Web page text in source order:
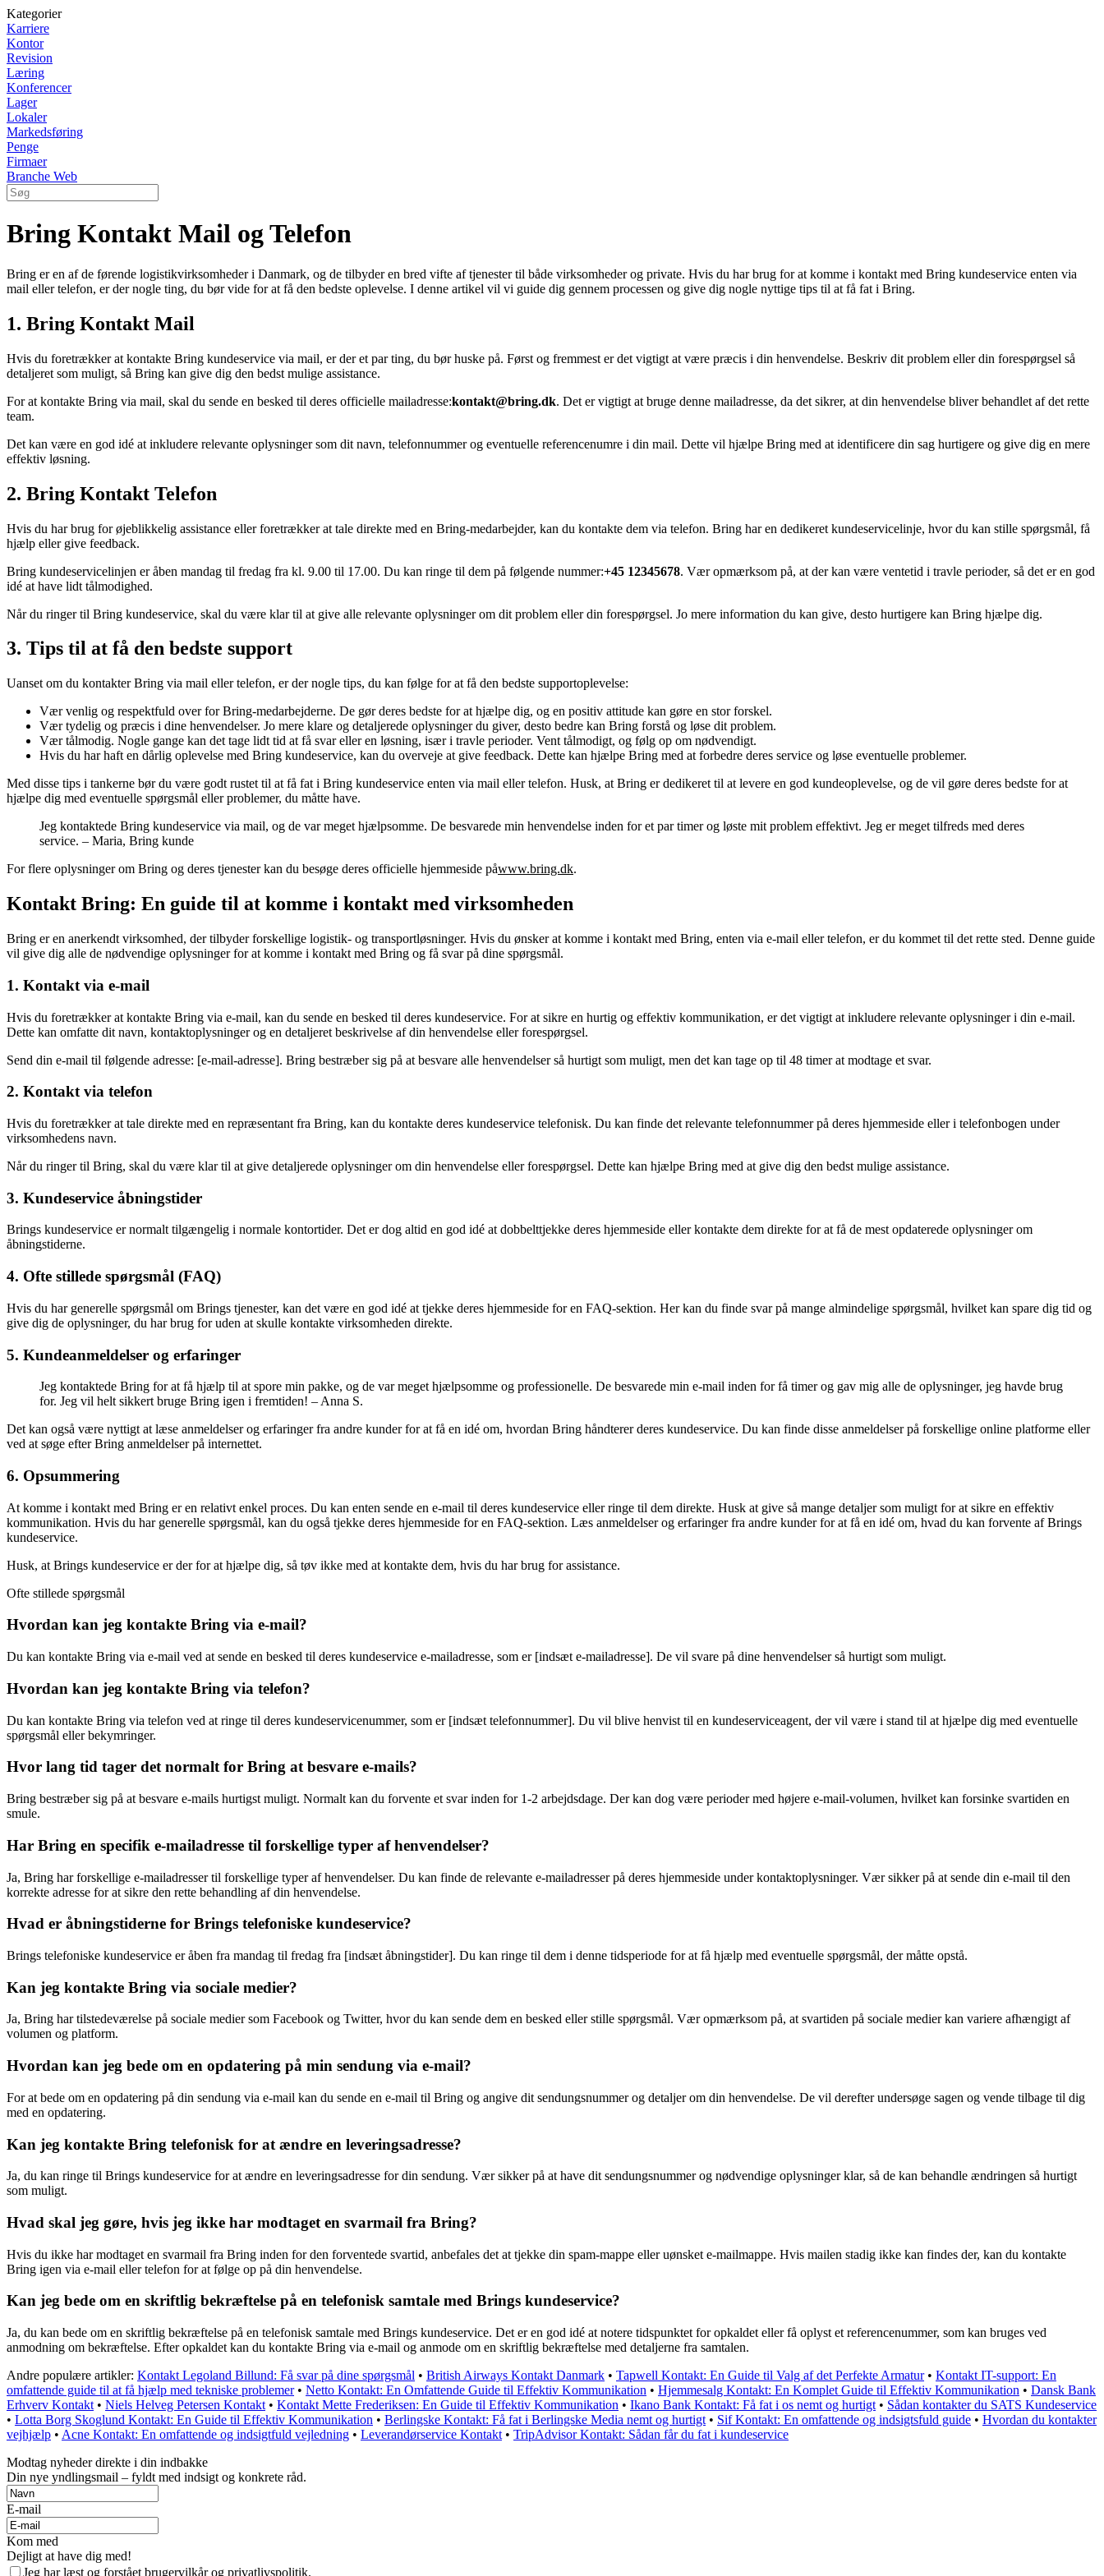
Kategorier
Karriere
Kontor
Revision
Læring
Konferencer
Lager
Lokaler
Markedsføring
Penge
Firmaer
Branche Web
Bring Kontakt Mail og Telefon
Bring er en af de førende logistikvirksomheder i Danmark, og de tilbyder en bred vifte af tjenester til både virksomheder og private. Hvis du har brug for at komme i kontakt med Bring kundeservice enten via
mail eller telefon, er der nogle ting, du bør vide for at få den bedste oplevelse. I denne artikel vil vi guide dig gennem processen og give dig nogle nyttige tips til at få fat i Bring.
1. Bring Kontakt Mail
Hvis du foretrækker at kontakte Bring kundeservice via mail, er der et par ting, du bør huske på. Først og fremmest er det vigtigt at være præcis i din henvendelse. Beskriv dit problem eller din forespørgsel så
detaljeret som muligt, så Bring kan give dig den bedst mulige assistance.
For at kontakte Bring via mail, skal du sende en besked til deres officielle mailadresse:kontakt@bring.dk. Det er vigtigt at bruge denne mailadresse, da det sikrer, at din henvendelse bliver behandlet af det rette
team.
Det kan være en god idé at inkludere relevante oplysninger som dit navn, telefonnummer og eventuelle referencenumre i din mail. Dette vil hjælpe Bring med at identificere din sag hurtigere og give dig en mere
effektiv løsning.
2. Bring Kontakt Telefon
Hvis du har brug for øjeblikkelig assistance eller foretrækker at tale direkte med en Bring-medarbejder, kan du kontakte dem via telefon. Bring har en dedikeret kundeservicelinje, hvor du kan stille spørgsmål, få
hjælp eller give feedback.
Bring kundeservicelinjen er åben mandag til fredag ​​fra kl. 9.00 til 17.00. Du kan ringe til dem på følgende nummer:+45 12345678. Vær opmærksom på, at der kan være ventetid i travle perioder, så det er en god
idé at have lidt tålmodighed.
Når du ringer til Bring kundeservice, skal du være klar til at give alle relevante oplysninger om dit problem eller din forespørgsel. Jo mere information du kan give, desto hurtigere kan Bring hjælpe dig.
3. Tips til at få den bedste support
Uanset om du kontakter Bring via mail eller telefon, er der nogle tips, du kan følge for at få den bedste supportoplevelse:
Vær venlig og respektfuld over for Bring-medarbejderne. De gør deres bedste for at hjælpe dig, og en positiv attitude kan gøre en stor forskel.
Vær tydelig og præcis i dine henvendelser. Jo mere klare og detaljerede oplysninger du giver, desto bedre kan Bring forstå og løse dit problem.
Vær tålmodig. Nogle gange kan det tage lidt tid at få svar eller en løsning, især i travle perioder. Vent tålmodigt, og følg op om nødvendigt.
Hvis du har haft en dårlig oplevelse med Bring kundeservice, kan du overveje at give feedback. Dette kan hjælpe Bring med at forbedre deres service og løse eventuelle problemer.
Med disse tips i tankerne bør du være godt rustet til at få fat i Bring kundeservice enten via mail eller telefon. Husk, at Bring er dedikeret til at levere en god kundeoplevelse, og de vil gøre deres bedste for at
hjælpe dig med eventuelle spørgsmål eller problemer, du måtte have.
Jeg kontaktede Bring kundeservice via mail, og de var meget hjælpsomme. De besvarede min henvendelse inden for et par timer og løste mit problem effektivt. Jeg er meget tilfreds med deres
service. – Maria, Bring kunde
For flere oplysninger om Bring og deres tjenester kan du besøge deres officielle hjemmeside påwww.bring.dk.
Kontakt Bring: En guide til at komme i kontakt med virksomheden
Bring er en anerkendt virksomhed, der tilbyder forskellige logistik- og transportløsninger. Hvis du ønsker at komme i kontakt med Bring, enten via e-mail eller telefon, er du kommet til det rette sted. Denne guide
vil give dig alle de nødvendige oplysninger for at komme i kontakt med Bring og få svar på dine spørgsmål.
1. Kontakt via e-mail
Hvis du foretrækker at kontakte Bring via e-mail, kan du sende en besked til deres kundeservice. For at sikre en hurtig og effektiv kommunikation, er det vigtigt at inkludere relevante oplysninger i din e-mail.
Dette kan omfatte dit navn, kontaktoplysninger og en detaljeret beskrivelse af din henvendelse eller forespørgsel.
Send din e-mail til følgende adresse: [e-mail-adresse]. Bring bestræber sig på at besvare alle henvendelser så hurtigt som muligt, men det kan tage op til 48 timer at modtage et svar.
2. Kontakt via telefon
Hvis du foretrækker at tale direkte med en repræsentant fra Bring, kan du kontakte deres kundeservice telefonisk. Du kan finde det relevante telefonnummer på deres hjemmeside eller i telefonbogen under
virksomhedens navn.
Når du ringer til Bring, skal du være klar til at give detaljerede oplysninger om din henvendelse eller forespørgsel. Dette kan hjælpe Bring med at give dig den bedst mulige assistance.
3. Kundeservice åbningstider
Brings kundeservice er normalt tilgængelig i normale kontortider. Det er dog altid en god idé at dobbelttjekke deres hjemmeside eller kontakte dem direkte for at få de mest opdaterede oplysninger om
åbningstiderne.
4. Ofte stillede spørgsmål (FAQ)
Hvis du har generelle spørgsmål om Brings tjenester, kan det være en god idé at tjekke deres hjemmeside for en FAQ-sektion. Her kan du finde svar på mange almindelige spørgsmål, hvilket kan spare dig tid og
give dig de oplysninger, du har brug for uden at skulle kontakte virksomheden direkte.
5. Kundeanmeldelser og erfaringer
Jeg kontaktede Bring for at få hjælp til at spore min pakke, og de var meget hjælpsomme og professionelle. De besvarede min e-mail inden for få timer og gav mig alle de oplysninger, jeg havde brug
for. Jeg vil helt sikkert bruge Bring igen i fremtiden! – Anna S.
Det kan også være nyttigt at læse anmeldelser og erfaringer fra andre kunder for at få en idé om, hvordan Bring håndterer deres kundeservice. Du kan finde disse anmeldelser på forskellige online platforme eller
ved at søge efter Bring anmeldelser på internettet.
6. Opsummering
At komme i kontakt med Bring er en relativt enkel proces. Du kan enten sende en e-mail til deres kundeservice eller ringe til dem direkte. Husk at give så mange detaljer som muligt for at sikre en effektiv
kommunikation. Hvis du har generelle spørgsmål, kan du også tjekke deres hjemmeside for en FAQ-sektion. Læs anmeldelser og erfaringer fra andre kunder for at få en idé om, hvad du kan forvente af Brings
kundeservice.
Husk, at Brings kundeservice er der for at hjælpe dig, så tøv ikke med at kontakte dem, hvis du har brug for assistance.
Ofte stillede spørgsmål
Hvordan kan jeg kontakte Bring via e-mail?
Du kan kontakte Bring via e-mail ved at sende en besked til deres kundeservice e-mailadresse, som er [indsæt e-mailadresse]. De vil svare på dine henvendelser så hurtigt som muligt.
Hvordan kan jeg kontakte Bring via telefon?
Du kan kontakte Bring via telefon ved at ringe til deres kundeservicenummer, som er [indsæt telefonnummer]. Du vil blive henvist til en kundeserviceagent, der vil være i stand til at hjælpe dig med eventuelle
spørgsmål eller bekymringer.
Hvor lang tid tager det normalt for Bring at besvare e-mails?
Bring bestræber sig på at besvare e-mails hurtigst muligt. Normalt kan du forvente et svar inden for 1-2 arbejdsdage. Der kan dog være perioder med højere e-mail-volumen, hvilket kan forsinke svartiden en
smule.
Har Bring en specifik e-mailadresse til forskellige typer af henvendelser?
Ja, Bring har forskellige e-mailadresser til forskellige typer af henvendelser. Du kan finde de relevante e-mailadresser på deres hjemmeside under kontaktoplysninger. Vær sikker på at sende din e-mail til den
korrekte adresse for at sikre den rette behandling af din henvendelse.
Hvad er åbningstiderne for Brings telefoniske kundeservice?
Brings telefoniske kundeservice er åben fra mandag til fredag fra [indsæt åbningstider]. Du kan ringe til dem i denne tidsperiode for at få hjælp med eventuelle spørgsmål, der måtte opstå.
Kan jeg kontakte Bring via sociale medier?
Ja, Bring har tilstedeværelse på sociale medier som Facebook og Twitter, hvor du kan sende dem en besked eller stille spørgsmål. Vær opmærksom på, at svartiden på sociale medier kan variere afhængigt af
volumen og platform.
Hvordan kan jeg bede om en opdatering på min sendung via e-mail?
For at bede om en opdatering på din sendung via e-mail kan du sende en e-mail til Bring og angive dit sendungsnummer og detaljer om din henvendelse. De vil derefter undersøge sagen og vende tilbage til dig
med en opdatering.
Kan jeg kontakte Bring telefonisk for at ændre en leveringsadresse?
Ja, du kan ringe til Brings kundeservice for at ændre en leveringsadresse for din sendung. Vær sikker på at have dit sendungsnummer og nødvendige oplysninger klar, så de kan behandle ændringen så hurtigt
som muligt.
Hvad skal jeg gøre, hvis jeg ikke har modtaget en svarmail fra Bring?
Hvis du ikke har modtaget en svarmail fra Bring inden for den forventede svartid, anbefales det at tjekke din spam-mappe eller uønsket e-mailmappe. Hvis mailen stadig ikke kan findes der, kan du kontakte
Bring igen via e-mail eller telefon for at følge op på din henvendelse.
Kan jeg bede om en skriftlig bekræftelse på en telefonisk samtale med Brings kundeservice?
Ja, du kan bede om en skriftlig bekræftelse på en telefonisk samtale med Brings kundeservice. Det er en god idé at notere tidspunktet for opkaldet eller få oplyst et referencenummer, som kan bruges ved
anmodning om bekræftelse. Efter opkaldet kan du kontakte Bring via e-mail og anmode om en skriftlig bekræftelse med detaljerne fra samtalen.
Andre populære artikler: Kontakt Legoland Billund: Få svar på dine spørgsmål • British Airways Kontakt Danmark • Tapwell Kontakt: En Guide til Valg af det Perfekte Armatur• Kontakt IT-support: En
omfattende guide til at få hjælp med tekniske problemer• Netto Kontakt: En Omfattende Guide til Effektiv Kommunikation • Hjemmesalg Kontakt: En Komplet Guide til Effektiv Kommunikation • Dansk Bank
Erhverv Kontakt • Niels Helveg Petersen Kontakt • Kontakt Mette Frederiksen: En Guide til Effektiv Kommunikation • Ikano Bank Kontakt: Få fat i os nemt og hurtigt • Sådan kontakter du SATS Kundeservice
• Lotta Borg Skoglund Kontakt: En Guide til Effektiv Kommunikation • Berlingske Kontakt: Få fat i Berlingske Media nemt og hurtigt • Sif Kontakt: En omfattende og indsigtsfuld guide • Hvordan du kontakter
vejhjælp • Acne Kontakt: En omfattende og indsigtfuld vejledning • Leverandørservice Kontakt • TripAdvisor Kontakt: Sådan får du fat i kundeservice
Modtag nyheder direkte i din indbakke
Din nye yndlingsmail – fyldt med indsigt og konkrete råd.
E-mail
Kom med
Dejligt at have dig med!
Jeg har læst og forstået brugervilkår og privatlivspolitik.